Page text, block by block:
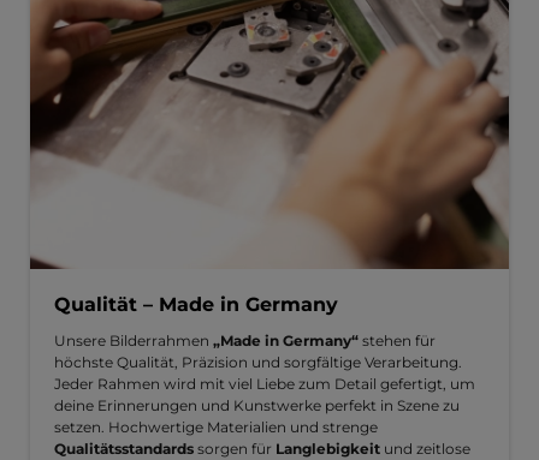
Qualität – Made in Germany
Unsere Bilderrahmen „Made in Germany“ stehen für
höchste Qualität, Präzision und sorgfältige Verarbeitung.
Jeder Rahmen wird mit viel Liebe zum Detail gefertigt, um
deine Erinnerungen und Kunstwerke perfekt in Szene zu
setzen. Hochwertige Materialien und strenge
Qualitätsstandards sorgen für Langlebigkeit und zeitlose